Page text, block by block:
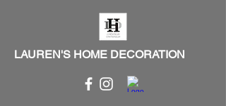
LAUREN'S HOME DECORATION